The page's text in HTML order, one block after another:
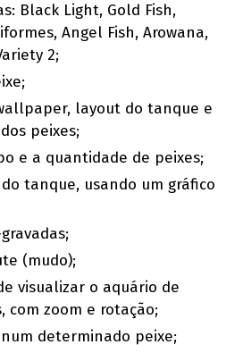
Black Light, Gold Fish,
Angel Fish, Arowana,
2;
layout do tanque e
peixes;
e a quantidade de peixes;
tanque, usando um gráfico
(mudo);
visualizar o aquário de
com zoom e rotação;
determinado peixe;